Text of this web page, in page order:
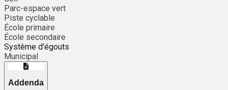
Parc-espace vert
Piste cyclable
École primaire
École secondaire
Système d'égouts
Municipal
Addenda